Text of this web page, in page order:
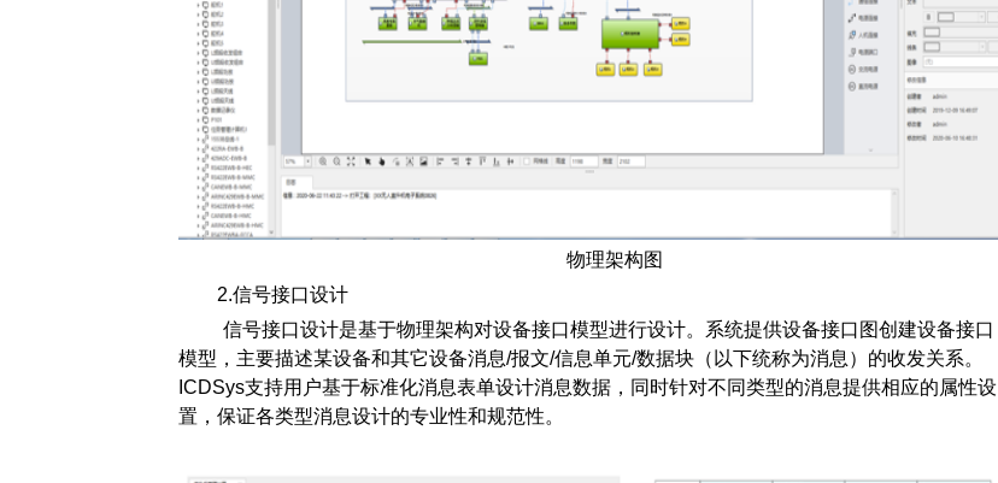
物理架构图
2.信号接口设计
信号接口设计是基于物理架构对设备接口模型进行设计。系统提供设备接口图创建设备接口
模型，主要描述某设备和其它设备消息/报文/信息单元/数据块（以下统称为消息）的收发关系。
ICDSys支持用户基于标准化消息表单设计消息数据，同时针对不同类型的消息提供相应的属性设
置，保证各类型消息设计的专业性和规范性。